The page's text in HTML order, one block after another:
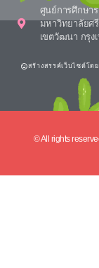
ศูนย์การศึกษา
มหาวิทยาลัยศ
เขตวัฒนา กรุง
สร้างสรรค์เว็บไซต์โด
© All rights